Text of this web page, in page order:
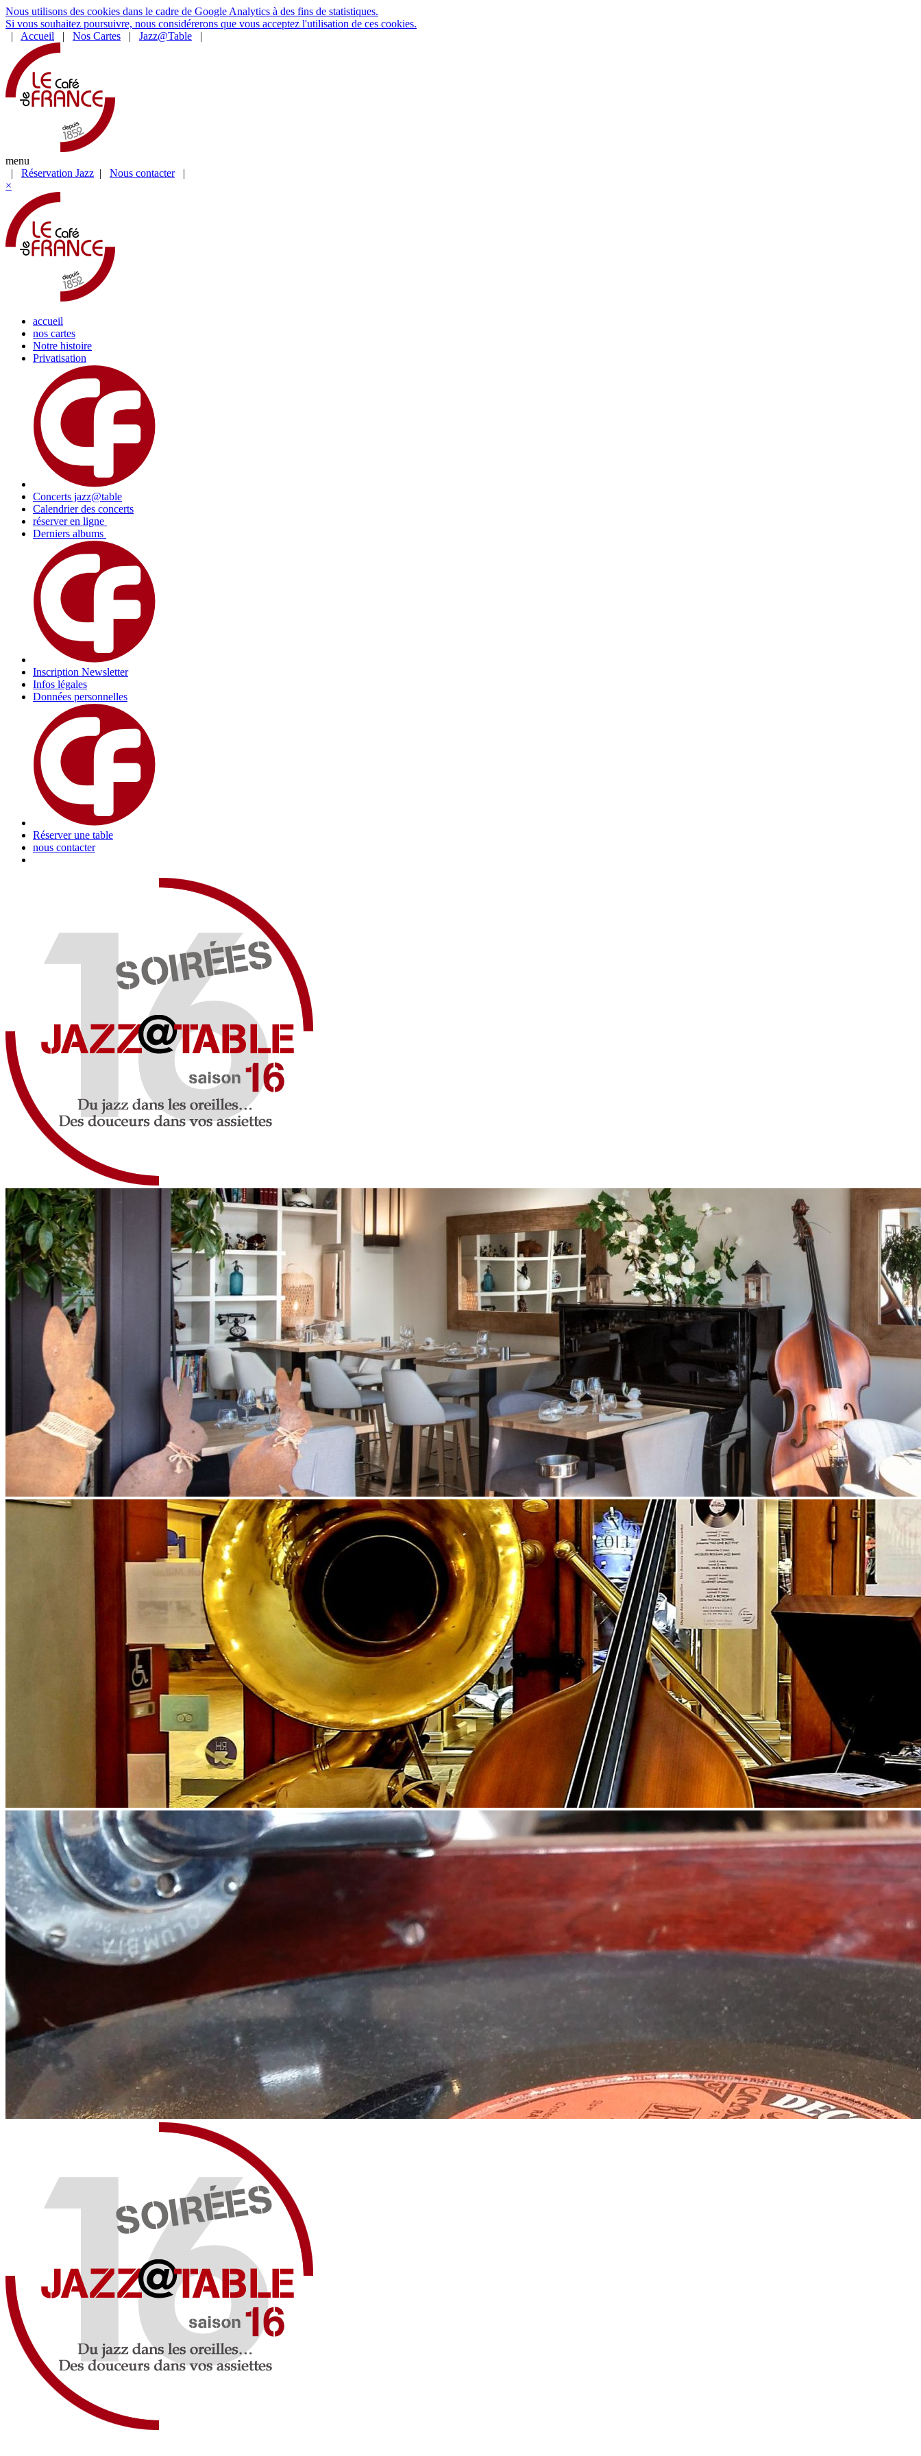
Nous utilisons des cookies dans le cadre de Google Analytics à des fins de statistiques.
Si vous souhaitez poursuivre, nous considérerons que vous acceptez l'utilisation de ces cookies.
| Accueil | Nos Cartes | Jazz@Table |
menu
| Réservation Jazz | Nous contacter|
×
accueil
nos cartes
Notre histoire
Privatisation
Concerts jazz@table
Calendrier des concerts
réserver en ligne
Derniers albums
Inscription Newsletter
Infos légales
Données personnelles
Réserver une table
nous contacter